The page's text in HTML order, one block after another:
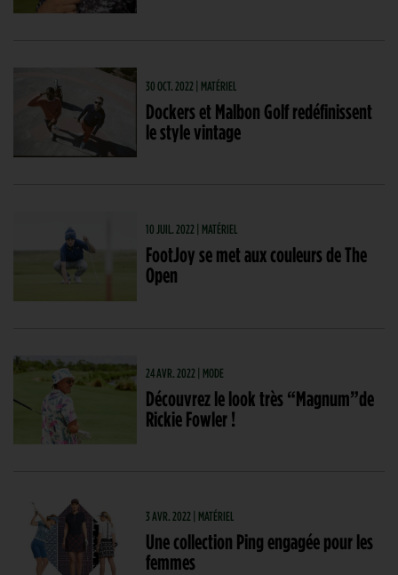
30 OCT. 2022 | MATÉRIEL
Dockers et Malbon Golf redéfinissent
le style vintage
10 JUIL. 2022 | MATÉRIEL
FootJoy se met aux couleurs de The
Open
24 AVR. 2022 | MODE
Découvrez le look très “Magnum”de
Rickie Fowler !
3 AVR. 2022 | MATÉRIEL
Une collection Ping engagée pour les
femmes